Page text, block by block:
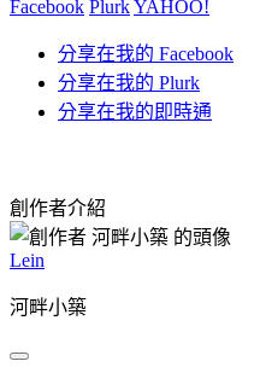
Facebook PlurkYAHOO!
分享在我的 Facebook
分享在我的 Plurk
分享在我的即時通
創作者介紹
Lein
河畔小築